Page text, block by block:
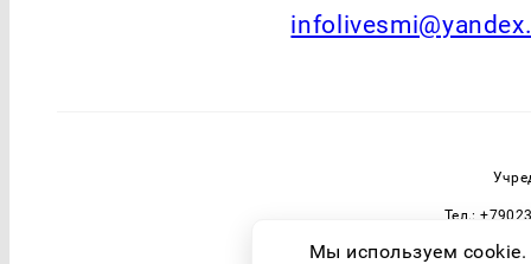
Тел.:
Мы используем